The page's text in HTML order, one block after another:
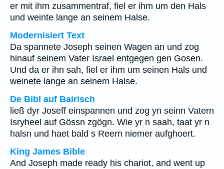
er mit ihm zusammentraf, fiel er ihm um den Hals
und weinte lange an seinem Halse.
Modernisiert Text
Da spannete Joseph seinen Wagen an und zog
hinauf seinem Vater Israel entgegen gen Gosen.
Und da er ihn sah, fiel er ihm um seinen Hals und
weinete lange an seinem Halse.
De Bibl auf Bairisch
ließ dyr Joseff einspannen und zog yn seinn Vatern
Isryheel auf Gössn zgögn. Wie yr n saah, taat yr n
halsn und haet bald s Reern niemer aufghoert.
King James Bible
And Joseph made ready his chariot, and went up